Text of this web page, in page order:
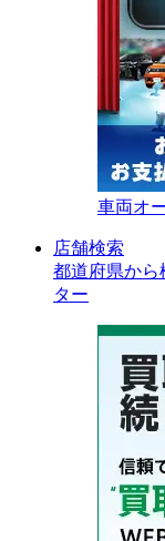
車両オ
店舗検索
都道府県から
ター